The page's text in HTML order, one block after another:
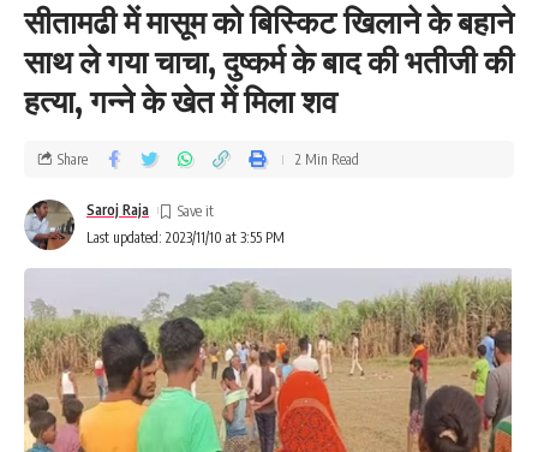
सीतामढी में मासूम को बिस्किट खिलाने के बहाने
साथ ले गया चाचा, दुष्कर्म के बाद की भतीजी की
हत्या, गन्ने के खेत में मिला शव
Last updated: 2023/11/10 at 3:55 PM
Saroj Raja
Share 2 Min Read